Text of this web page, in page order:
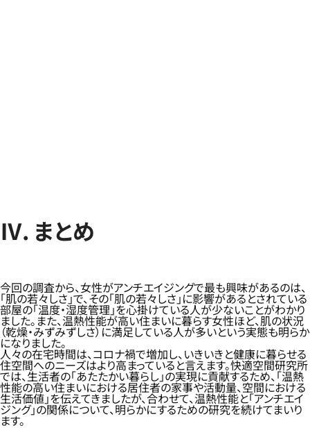
Ⅳ. まとめ
今回の調査から、女性がアンチエイジングで最も興味があるのは、
「肌の若々しさ」で、その「肌の若々しさ」に影響があるとされている
部屋の「温度・湿度管理」を心掛けている人が少ないことがわかり
ました。また、温熱性能が高い住まいに暮らす女性ほど、肌の状況
（乾燥・みずみずしさ）に満足している人が多いという実態も明らか
になりました。
人々の在宅時間は、コロナ禍で増加し、いきいきと健康に暮らせる
住空間へのニーズはより高まっていると言えます。快適空間研究所
では、生活者の「あたたかい暮らし」の実現に貢献するため、「温熱
性能の高い住まいにおける居住者の家事や活動量、空間における
生活価値」を伝えてきましたが、合わせて、温熱性能と「アンチエイ
ジング」の関係について、明らかにするための研究を続けてまいり
ます。